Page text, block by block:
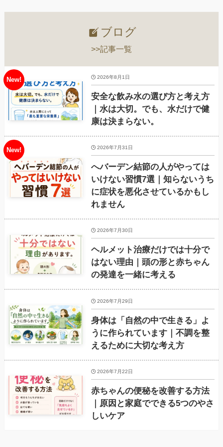
ブログ
>>記事一覧
安全な飲み水の選び方と考え方
｜水は大切。でも、水だけで健
康は決まらない。
2026年8月1日
へバーデン結節の人がやっては
いけない習慣7選｜知らないうち
に症状を悪化させているかもし
れません
2026年7月31日
ヘルメット治療だけでは十分で
はない理由｜頭の形と赤ちゃん
の発達を一緒に考える
2026年7月30日
身体は「自然の中で生きる」よ
うに作られています｜不調を整
えるために大切な考え方
2026年7月29日
赤ちゃんの便秘を改善する方法
｜原因と家庭でできる5つのやさ
しいケア
2026年7月22日